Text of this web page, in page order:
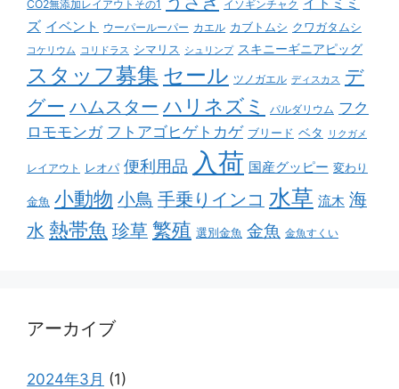
CO2無添加レイアウトその1 イソギンチャク
ズ イベント ウーパールーパー カエル カブトムシ クワガタムシ
コケリウム コリドラス シマリス シュリンプ スキニーギニアピッグ
スタッフ募集 セール ツノガエル ディスカス デ
グー ハムスター ハリネズミ パルダリウム フク
ロモモンガ フトアゴヒゲトカゲ ブリード ベタ リクガメ
レイアウト レオパ 便利用品 入荷 国産グッピー 変わり
金魚 小動物 小鳥 手乗りインコ 水草 流木 海
水 熱帯魚 珍草 繁殖 選別金魚 金魚 金魚すくい
アーカイブ
2024年3月 (1)